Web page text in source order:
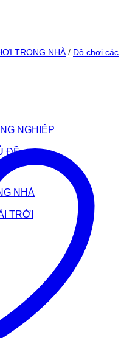
NGHIỆP
ĐỀ
NHÀ
TRỜI
TRONG NHÀ / Đồ chơi các